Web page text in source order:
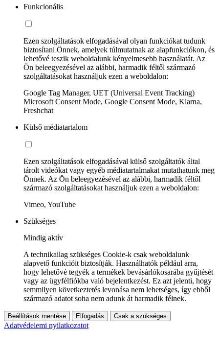
Funkcionális
Ezen szolgáltatások elfogadásával olyan funkciókat tudunk
biztosítani Önnek, amelyek túlmutatnak az alapfunkciókon, és
lehetővé teszik weboldalunk kényelmesebb használatát. Az
Ön beleegyezésével az alábbi, harmadik féltől származó
szolgáltatásokat használjuk ezen a weboldalon:
Google Tag Manager, UET (Universal Event Tracking)
Microsoft Consent Mode, Google Consent Mode, Klarna,
Freshchat
Külső médiatartalom
Ezen szolgáltatások elfogadásával külső szolgáltatók által
tárolt videókat vagy egyéb médiatartalmakat mutathatunk meg
Önnek. Az Ön beleegyezésével az alábbi, harmadik féltől
származó szolgáltatásokat használjuk ezen a weboldalon:
Vimeo, YouTube
Szükséges
Mindig aktív
A technikailag szükséges Cookie-k csak weboldalunk
alapvető funkcióit biztosítják. Használhatók például arra,
hogy lehetővé tegyék a termékek bevásárlókosarába gyűjtését
vagy az ügyfélfiókba való bejelentkezést. Ez azt jelenti, hogy
semmilyen következtetés levonása nem lehetséges, így ebből
származó adatot soha nem adunk át harmadik félnek.
Beállítások mentése Elfogadás Csak a szükséges
Adatvédelemi nyilatkozatot